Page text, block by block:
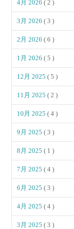
4月 2026( 2 )
3月 2026( 3 )
2月 2026( 6 )
1月 2026( 5 )
12月 2025( 5 )
11月 2025( 2 )
10月 2025( 4 )
9月 2025( 3 )
8月 2025( 1 )
7月 2025( 4 )
6月 2025( 3 )
4月 2025( 4 )
3月 2025( 3 )